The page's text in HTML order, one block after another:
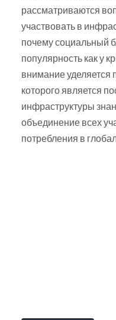
рассматриваются
участвовать в
почему социальный
популярность как у
внимание уделяется
которого является
инфраструктуры
объединение всех
потребления в